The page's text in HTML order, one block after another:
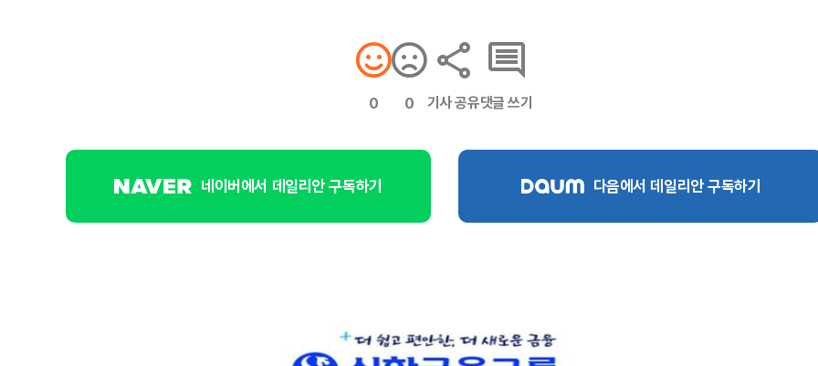
0 0 기사 공유댓글 쓰기
네이버에서 데일리안 구독하기 다음에서 데일리안 구독하기